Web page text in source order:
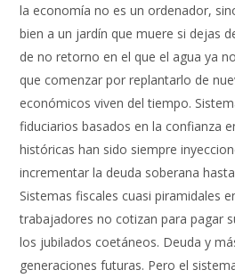
la economía no es un ordenador,
bien a un jardín que muere si dejas
de no retorno en el que el agua ya
que comenzar por replantarlo de
económicos viven del tiempo.
fiduciarios basados en la confianza
históricas han sido siempre
incrementar la deuda soberana
Sistemas fiscales cuasi piramidales
trabajadores no cotizan para pagar
los jubilados coetáneos. Deuda y
generaciones futuras. Pero el